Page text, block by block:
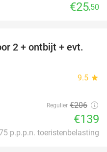
€25,50
33%
2 + ontbijt + evt.
9.5 star
Regulier €206
€139
p.p.p.n. toeristenbelasting